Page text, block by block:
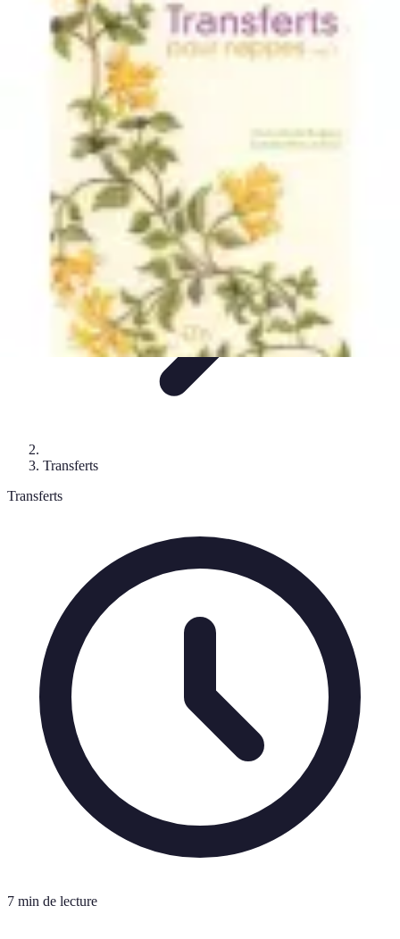
Basket Actu
Analyse et performancesActualitésAnalyse des
performancesTendancesAnalyses
Basket Actu
Transferts
Transferts
7 min de lecture